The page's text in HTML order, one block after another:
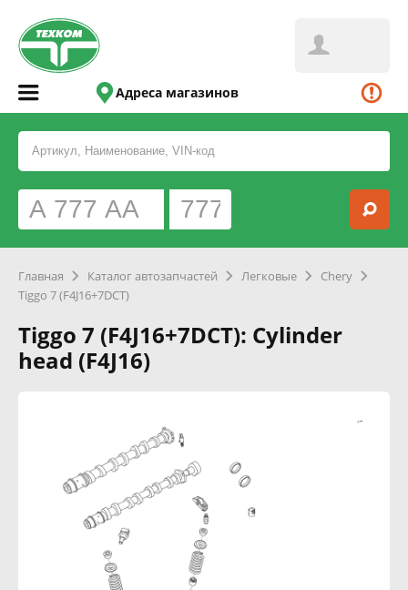
Адреса магазинов
Главная Каталог автозапчастей Легковые
Chery
Tiggo 7 (F4J16+7DCT)
Tiggo 7 (F4J16+7DCT): Cylinder
head (F4J16)